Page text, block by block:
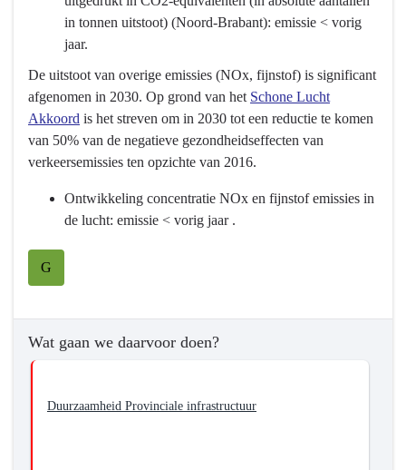
Basisinfrastructuur
mobiliteit
Wat
willen
we
bereiken?
schone,
gezonde
mobiliteit.
in tonnen uitstoot) (Noord-Brabant): emissie < vorig
jaar.
De uitstoot van overige emissies (NOx, fijnstof) is significant
afgenomen in 2030. Op grond van het Schone Lucht
Akkoord is het streven om in 2030 tot een reductie te komen
van 50% van de negatieve gezondheidseffecten van
verkeersemissies ten opzichte van 2016.
Ontwikkeling concentratie NOx en fijnstof emissies in
de lucht: emissie < vorig jaar .
G
Wat gaan we daarvoor doen?
Duurzaamheid Provinciale infrastructuur